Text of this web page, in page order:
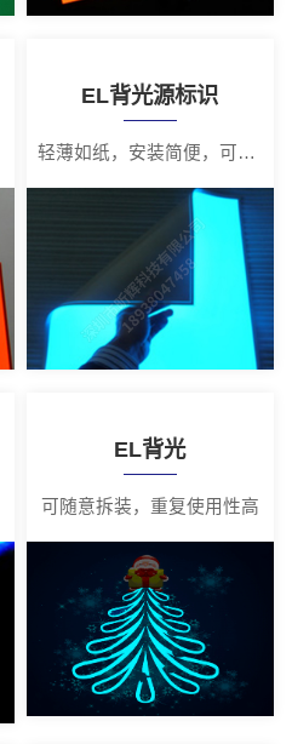
EL背光源标识
轻薄如纸，安装简便，可随意拆装
EL背光
可随意拆装，重复使用性高